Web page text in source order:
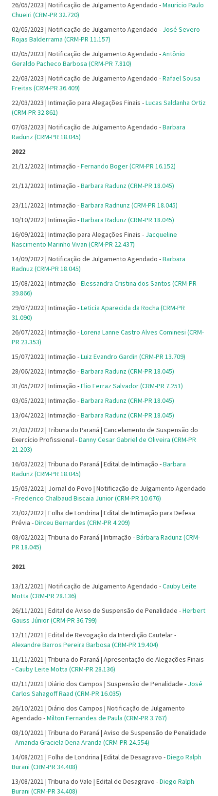
26/05/2023 | Notificação de Julgamento Agendado -Mauricio Paulo
Chueiri (CRM-PR 32.720)
02/05/2023 | Notificação de Julgamento Agendado - José Severo
Rojas Balderrama (CRM-PR 11.157)
02/05/2023 | Notificação de Julgamento Agendado -Antônio
Geraldo Pacheco Barbosa (CRM-PR 7.810)
22/03/2023 | Notificação de Julgamento Agendado -Rafael Sousa
Freitas (CRM-PR 36.409)
22/03/2023 | Intimação para Alegações Finais -Lucas Saldanha Ortiz
(CRM-PR 32.861)
07/03/2023 | Notificação de Julgamento Agendado -Barbara
Radunz (CRM-PR 18.045)
2022
21/12/2022 | Intimação -Fernando Boger (CRM-PR 16.152)
21/12/2022 | Intimação -Barbara Radunz (CRM-PR 18.045)
23/11/2022 | Intimação -Barbara Radnunz (CRM-PR 18.045)
10/10/2022 | Intimação -Barbara Radunz (CRM-PR 18.045)
16/09/2022 | Intimação para Alegações Finais - Jacqueline
Nascimento Marinho Vivan (CRM-PR 22.437)
14/09/2022 | Notificação de Julgamento Agendado -Barbara
Radnuz (CRM-PR 18.045)
15/08/2022 | Intimação -Elessandra Cristina dos Santos (CRM-PR
39.866)
29/07/2022 | Intimação -Leticia Aparecida da Rocha (CRM-PR
31.090)
26/07/2022 | Intimação -Lorena Lanne Castro Alves Cominesi (CRM-
PR 23.353)
15/07/2022 | Intimação -Luiz Evandro Gardin (CRM-PR 13.709)
28/06/2022 | Intimação -Barbara Radunz (CRM-PR 18.045)
31/05/2022 | Intimação -Elio Ferraz Salvador (CRM-PR 7.251)
03/05/2022 | Intimação -Barbara Radunz (CRM-PR 18.045)
13/04/2022 | Intimação -Barbara Radunz (CRM-PR 18.045)
21/03/2022 | Tribuna do Paraná | Cancelamento de Suspensão do
Exercício Profissional -Danny Cesar Gabriel de Oliveira (CRM-PR
21.203)
16/03/2022 | Tribuna do Paraná | Edital de Intimação -Barbara
Radunz (CRM-PR 18.045)
15/03/2022 | Jornal do Povo | Notificação de Julgamento Agendado
-Frederico Chalbaud Biscaia Junior (CRM-PR 10.676)
23/02/2022 | Folha de Londrina | Edital de Intimação para Defesa
Prévia -Dirceu Bernardes (CRM-PR 4.209)
08/02/2022 | Tribuna do Paraná | Intimação -Bárbara Radunz (CRM-
PR 18.045)
2021
13/12/2021 | Notificação de Julgamento Agendado -Cauby Leite
Motta (CRM-PR 28.136)
26/11/2021 | Edital de Aviso de Suspensão de Penalidade -Herbert
Gauss Júnior (CRM-PR 36.799)
12/11/2021 | Edital de Revogação da Interdição Cautelar -
Alexandre Barros Pereira Barbosa (CRM-PR 19.404)
11/11/2021 | Tribuna do Paraná | Apresentação de Alegações Finais
-Cauby Leite Motta (CRM-PR 28.136)
02/11/2021 | Diário dos Campos | Suspensão de Penalidade - José
Carlos Sahagoff Raad (CRM-PR 16.035)
26/10/2021 | Diário dos Campos | Notificação de Julgamento
Agendado -Milton Fernandes de Paula (CRM-PR 3.767)
08/10/2021 | Tribuna do Paraná | Aviso de Suspensão de Penalidade
-Amanda Graciela Dena Aranda (CRM-PR 24.554)
14/08/2021 | Folha de Londrina | Edital de Desagravo -Diego Ralph
Burani (CRM-PR 34.408)
13/08/2021 | Tribuna do Vale | Edital de Desagravo -Diego Ralph
Burani (CRM-PR 34.408)